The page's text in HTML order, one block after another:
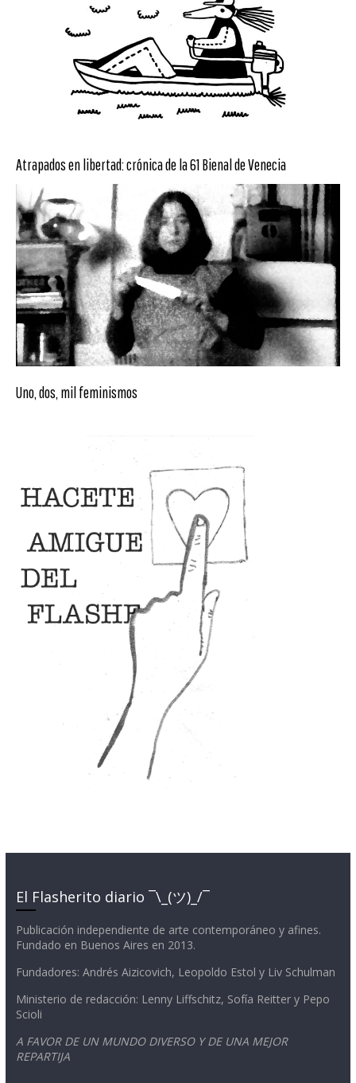
Atrapados en libertad: crónica de la 61 Bienal de Venecia
Uno, dos, mil feminismos
El Flasherito diario ¯\_(ツ)_/¯
Publicación independiente de arte contemporáneo y afines.
Fundado en Buenos Aires en 2013.
Fundadores: Andrés Aizicovich, Leopoldo Estol y Liv Schulman
Ministerio de redacción: Lenny Liffschitz, Sofía Reitter y Pepo
Scioli
A FAVOR DE UN MUNDO DIVERSO Y DE UNA MEJOR
REPARTIJA